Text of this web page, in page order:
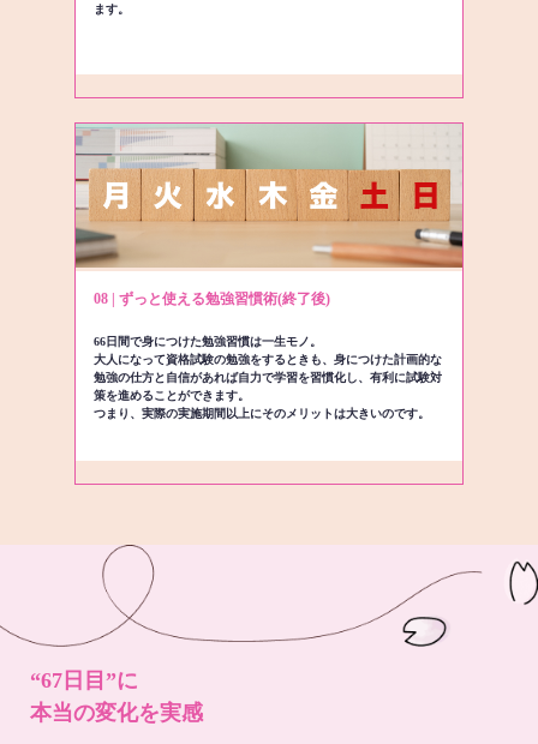
ます。
08 | ずっと使える勉強習慣術(終了後)
66日間で身につけた勉強習慣は一生モノ。
大人になって資格試験の勉強をするときも、身につけた計画的な
勉強の仕方と自信があれば自力で学習を習慣化し、有利に試験対
策を進めることができます。
つまり、実際の実施期間以上にそのメリットは大きいのです。
“67日目”に
本当の変化を実感